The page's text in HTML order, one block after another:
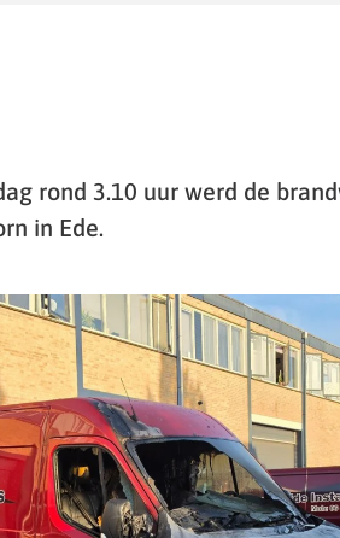
rond 3.10 uur werd de
in Ede.